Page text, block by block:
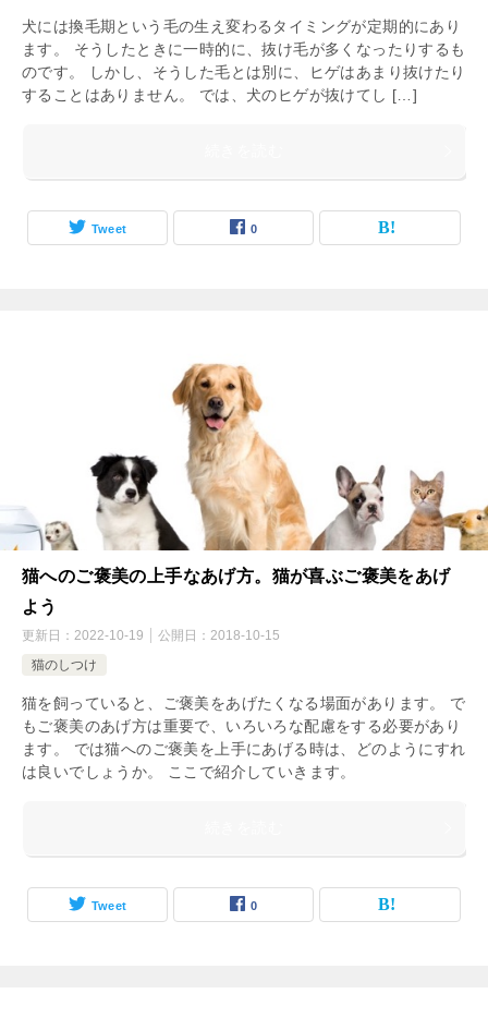
犬には換毛期という毛の生え変わるタイミングが定期的にあり
ます。 そうしたときに一時的に、抜け毛が多くなったりするも
のです。 しかし、そうした毛とは別に、ヒゲはあまり抜けたり
することはありません。 では、犬のヒゲが抜けてし […]
Tweet 0
猫へのご褒美の上手なあげ方。猫が喜ぶご褒美をあげ
よう
更新日： 2022-10-19 公開日： 2018-10-15
猫のしつけ
猫を飼っていると、ご褒美をあげたくなる場面があります。 で
もご褒美のあげ方は重要で、いろいろな配慮をする必要があり
ます。 では猫へのご褒美を上手にあげる時は、どのようにすれ
は良いでしょうか。 ここで紹介していきます。
Tweet 0